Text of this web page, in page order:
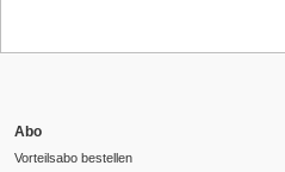
Abo
Vorteilsabo bestellen